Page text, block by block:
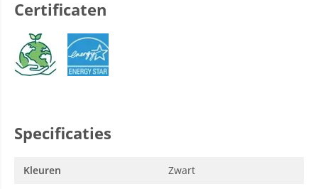
Certificaten
Specificaties
Kleuren
Zwart